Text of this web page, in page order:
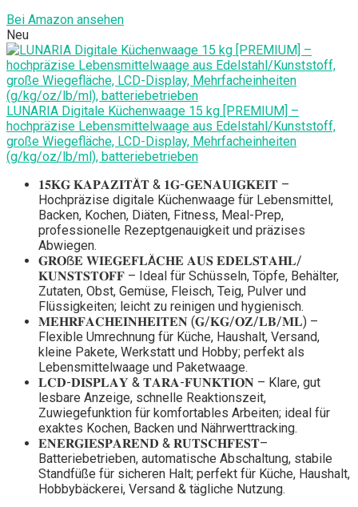
Bei Amazon ansehen
Neu
LUNARIA Digitale Küchenwaage 15 kg [PREMIUM] –
hochpräzise Lebensmittelwaage aus Edelstahl/Kunststoff,
große Wiegefläche, LCD-Display, Mehrfacheinheiten
(g/kg/oz/lb/ml), batterie­betrieben
𝟏𝟓𝐊𝐆 𝐊𝐀𝐏𝐀𝐙𝐈𝐓Ä𝐓 & 𝟏𝐆-𝐆𝐄𝐍𝐀𝐔𝐈𝐆𝐊𝐄𝐈𝐓 –
Hochpräzise digitale Küchenwaage für Lebensmittel,
Backen, Kochen, Diäten, Fitness, Meal-Prep,
professionelle Rezeptgenauigkeit und präzises
Abwiegen.
𝐆𝐑𝐎ẞ𝐄 𝐖𝐈𝐄𝐆𝐄𝐅𝐋Ä𝐂𝐇𝐄 𝐀𝐔𝐒 𝐄𝐃𝐄𝐋𝐒𝐓𝐀𝐇𝐋/
𝐊𝐔𝐍𝐒𝐓𝐒𝐓𝐎𝐅𝐅 – Ideal für Schüsseln, Töpfe, Behälter,
Zutaten, Obst, Gemüse, Fleisch, Teig, Pulver und
Flüssigkeiten; leicht zu reinigen und hygienisch.
𝐌𝐄𝐇𝐑𝐅𝐀𝐂𝐇𝐄𝐈𝐍𝐇𝐄𝐈𝐓𝐄𝐍 (𝐆/𝐊𝐆/𝐎𝐙/𝐋𝐁/𝐌𝐋) –
Flexible Umrechnung für Küche, Haushalt, Versand,
kleine Pakete, Werkstatt und Hobby; perfekt als
Lebensmittelwaage und Paketwaage.
𝐋𝐂𝐃-𝐃𝐈𝐒𝐏𝐋𝐀𝐘 & 𝐓𝐀𝐑𝐀-𝐅𝐔𝐍𝐊𝐓𝐈𝐎𝐍 – Klare, gut
lesbare Anzeige, schnelle Reaktionszeit,
Zuwiegefunktion für komfortables Arbeiten; ideal für
exaktes Kochen, Backen und Nährwerttracking.
𝐄𝐍𝐄𝐑𝐆𝐈𝐄𝐒𝐏𝐀𝐑𝐄𝐍𝐃 & 𝐑𝐔𝐓𝐒𝐂𝐇𝐅𝐄𝐒𝐓–
Batteriebetrieben, automatische Abschaltung, stabile
Standfüße für sicheren Halt; perfekt für Küche, Haushalt,
Hobbybäckerei, Versand & tägliche Nutzung.